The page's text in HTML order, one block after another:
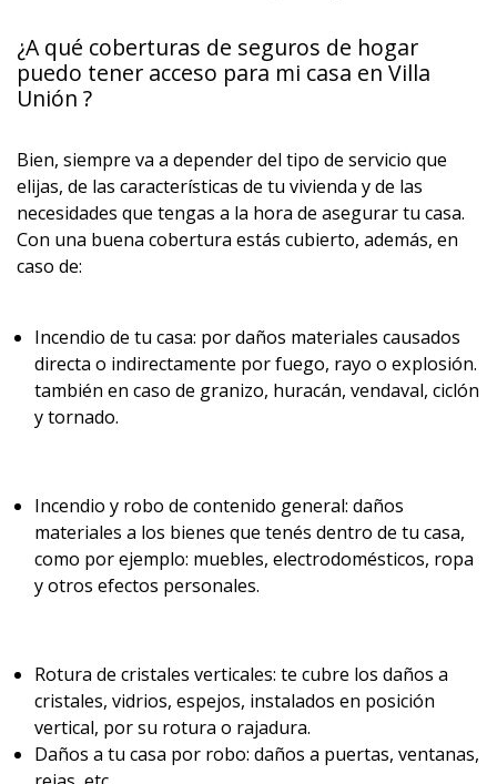
¿A qué coberturas de seguros de hogar
puedo tener acceso para mi casa en Villa
Unión ?
Bien, siempre va a depender del tipo de servicio que
elijas, de las características de tu vivienda y de las
necesidades que tengas a la hora de asegurar tu casa.
Con una buena cobertura estás cubierto, además, en
caso de:
Incendio de tu casa: por daños materiales causados
directa o indirectamente por fuego, rayo o explosión.
también en caso de granizo, huracán, vendaval, ciclón
y tornado.
Incendio y robo de contenido general: daños
materiales a los bienes que tenés dentro de tu casa,
como por ejemplo: muebles, electrodomésticos, ropa
y otros efectos personales.
Rotura de cristales verticales: te cubre los daños a
cristales, vidrios, espejos, instalados en posición
vertical, por su rotura o rajadura.
Daños a tu casa por robo: daños a puertas, ventanas,